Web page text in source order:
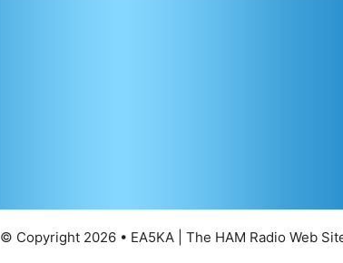
© Copyright 2026 • EA5KA | The HAM Radio Web